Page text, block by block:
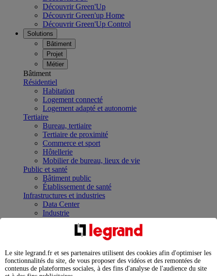
Découvrir Green'Up
Découvrir Green'up Home
Découvrir Green'Up Control
Solutions
Bâtiment
Projet
Métier
Bâtiment
Résidentiel
Habitation
Logement connecté
Logement adapté et autonomie
Tertiaire
Bureau, tertiaire
Tertiaire de proximité
Commerce et sport
Hôtellerie
Mobilier de bureau, lieux de vie
Public et santé
Bâtiment public
Établissement de santé
Infrastructures et industries
Data Center
Industrie
Infrastructures
Contrôler et planifier le fonctionnement des appareils
Répartir et optimiser son tableau électrique
Legrand Data Center Solutions : concentrer les
expertises au service de vos performances
Le site legrand.fr et ses partenaires utilisent des cookies afin d'optimiser les
fonctionnalités du site, de vous proposer des vidéos et des remontées de
contenus de plateformes sociales, à des fins d'analyse de l'audience du site